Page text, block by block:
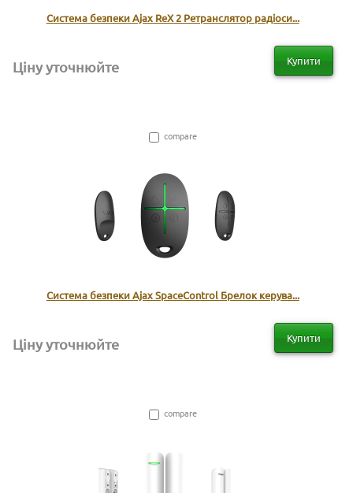
Система безпеки Ajax ReX 2 Ретранслятор радіоси...
Ціну уточнюйте Купити
compare
Система безпеки Ajax SpaceControl Брелок керува...
Ціну уточнюйте Купити
compare